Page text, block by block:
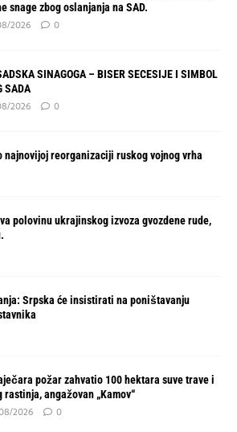
snage zbog oslanjanja na SAD.
2026 0
SINAGOGA – BISER SECESIJE I SIMBOL
SADA
2026 0
najnovijoj reorganizaciji ruskog vojnog vrha
polovinu ukrajinskog izvoza gvozdene rude,
Srpska će insistirati na poništavanju
požar zahvatio 100 hektara suve trave i
rastinja, angažovan „Kamov“
2026 0